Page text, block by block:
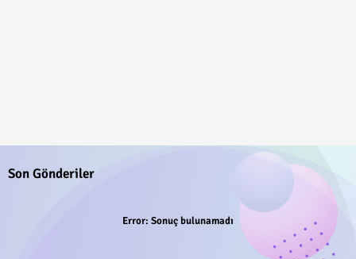
Son Gönderiler
Error: Sonuç bulunamadı